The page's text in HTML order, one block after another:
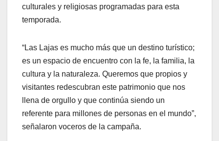
culturales y religiosas programadas para esta
temporada.
“Las Lajas es mucho más que un destino turístico;
es un espacio de encuentro con la fe, la familia, la
cultura y la naturaleza. Queremos que propios y
visitantes redescubran este patrimonio que nos
llena de orgullo y que continúa siendo un
referente para millones de personas en el mundo”,
señalaron voceros de la campaña.